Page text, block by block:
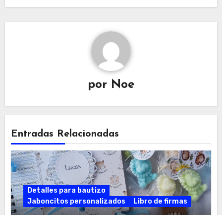
por Noe
Entradas Relacionadas
Detalles para bautizo
Jaboncitos personalizados
Libro de firmas